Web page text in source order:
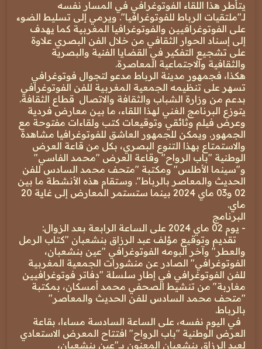
يتأطر هذا اللقاء الفوتوغرافي في المسار نفسه
لـ"ملتقيات الرباط للفوتوغرافيا". ويرمي إلى تسليط الضوء
على الفوتوغرافيين والفوتوغرافيا المغربية كما يهدف
إلى إسناد الحوار الثقافي من خلال الفن البصري علاوة
على تشجيع التفكير في القضايا الفنية والبصرية
والثقافية والاجتماعية المعاصرة.
هكذا، فجمهور مدينة الرباط مدعو لتجوال فوتوغرافي
تسهر على تنظيمه الجمعية المغربية للفن الفوتوغرافي
بدعم من وزارة الشباب والثقافة والاتصال قطاع الثقافة.
يتوزع البرنامج الغني لهذا اللقاء، ما بين معارض فردية
وعرض فيلم وثائقي وتوقيعات كتب ولقاءات مفتوحة مع
الجمهور. ويمكن للجمهور العاشق للفوتوغرافيا مشاهدة
والاستمتاع بهذا التنوع البصري، بكل من قاعة العرض
الوطنية "باب الرواح" وقاعة العرض "محمد الفاسي"
و"سينما الأطلس" ومكتبة "متحف محمد السادس للفن
الحديث والمعاصر بالرباط". وستقام هذه الأنشطة ما بين
02 و03 ماي 2024 بينما ستستمر المعارض إلى غاية 20
ماي.
البرنامج
- يوم 02 ماي 2024 على الساعة الرابعة بعد الزوال:
تقديم وتوقيع مؤلف عبد الرزاق بنشعبان "كتاب الرمل
والعطر" وآخر ألبومه الفوتوغرافي "عين بنشعبان،
الفوتوغرافي" الصادر عن منشورات الجمعية المغربية
للفن الفوتوغرافي في إطار سلسلة "دفاتر فوتوغرافيين
مغاربة" من تنشيط الصحفي محمد أمسكان، بمكتبة
"متحف محمد السادس للفن الحديث والمعاصر"
بالرباط.
في اليوم نفسه، على الساعة السادسة مساءا، بقاعة
العرض الوطنية "باب الرواح" افتتاح المعرض الاستعادي
لعبد الرزاق بنشعبان المعنون بــ"عين بنشعبان،